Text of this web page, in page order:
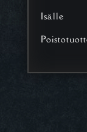
Isälle